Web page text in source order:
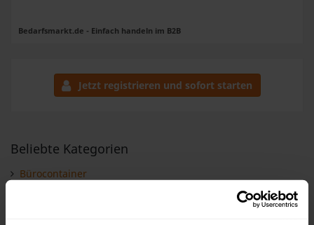
Bedarfsmarkt.de - Einfach handeln im B2B
Jetzt registrieren und sofort starten
Beliebte Kategorien
Bürocontainer